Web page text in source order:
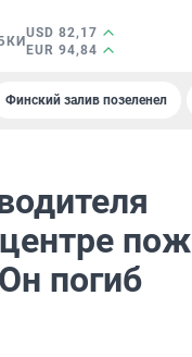
USD 82,17
EUR 94,84
Финский залив позеленел
погиб